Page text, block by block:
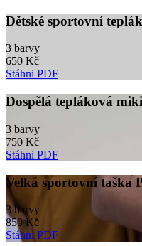
Dětské sportovní
3 barvy
650 Kč
Stáhni PDF
Dospělá tepláková
3 barvy
750 Kč
Stáhni PDF
Velká sportovní taška
3 barvy
850 Kč
Stáhni PDF